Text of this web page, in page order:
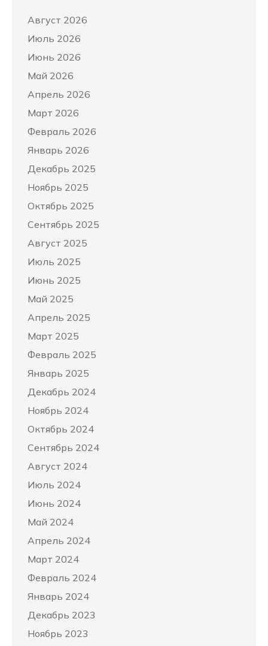
Август 2026
Июль 2026
Июнь 2026
Май 2026
Апрель 2026
Март 2026
Февраль 2026
Январь 2026
Декабрь 2025
Ноябрь 2025
Октябрь 2025
Сентябрь 2025
Август 2025
Июль 2025
Июнь 2025
Май 2025
Апрель 2025
Март 2025
Февраль 2025
Январь 2025
Декабрь 2024
Ноябрь 2024
Октябрь 2024
Сентябрь 2024
Август 2024
Июль 2024
Июнь 2024
Май 2024
Апрель 2024
Март 2024
Февраль 2024
Январь 2024
Декабрь 2023
Ноябрь 2023